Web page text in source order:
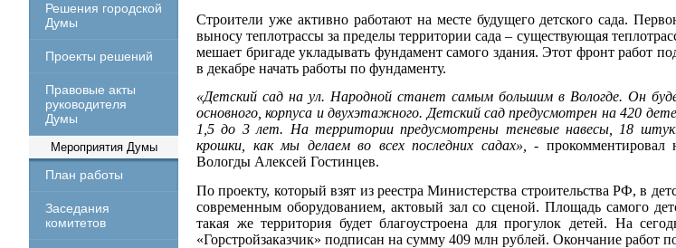
Решения городской
Думы
Проекты решений
Правовые акты
руководителя
Думы
Мероприятия Думы
План работы
Заседания
комитетов
Строители уже активно работают на месте будущего детского сада.
выносу теплотрассы за пределы территории сада – существующая
мешает бригаде укладывать фундамент самого здания. Этот фронт работ
в декабре начать работы по фундаменту.
«Детский сад на ул. Народной станет самым большим в Вологде. Он
основного, корпуса и двухэтажного. Детский сад предусмотрен на 420
1,5 до 3 лет. На территории предусмотрены теневые навесы, 18
крошки, как мы делаем во всех последних садах»,
- прокомментировал
Вологды Алексей Гостинцев.
По проекту, который взят из реестра Министерства строительства РФ, в
современным оборудованием, актовый зал со сценой. Площадь самого
такая же территория будет благоустроена для прогулок детей. На
«Горстройзаказчик» подписан на сумму 409 млн рублей. Окончание работ